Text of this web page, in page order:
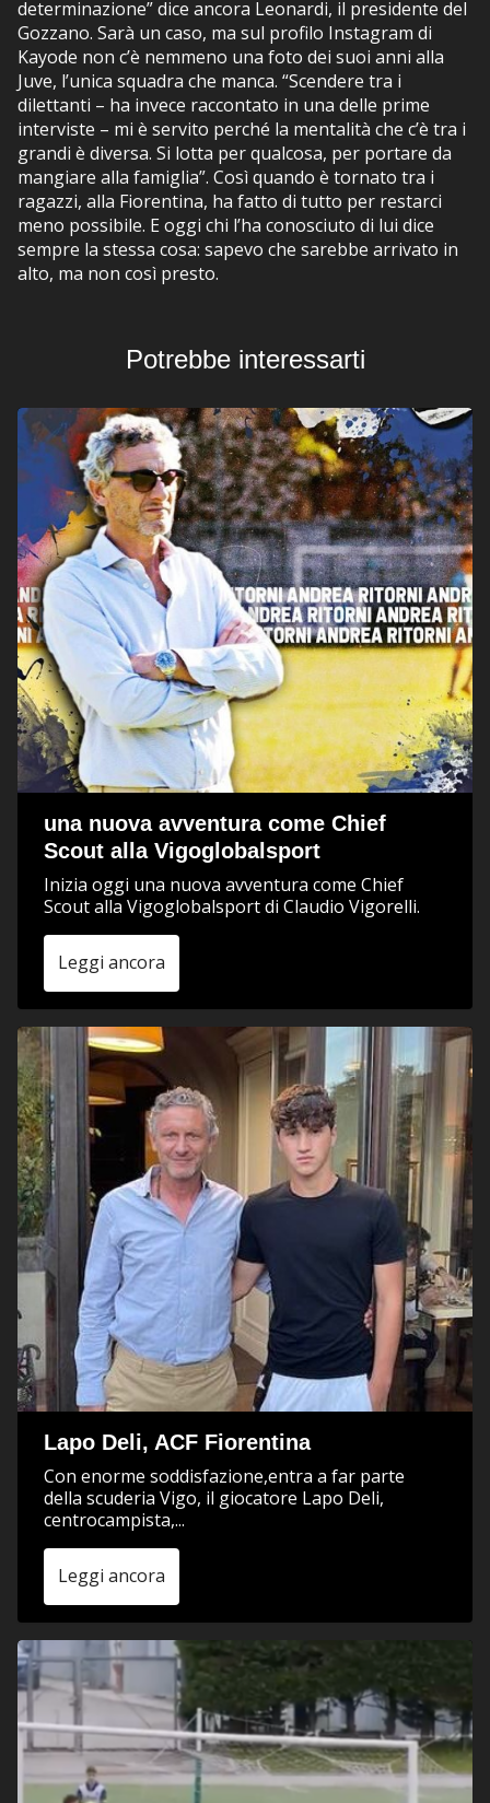
determinazione” dice ancora Leonardi, il presidente del
Gozzano. Sarà un caso, ma sul profilo Instagram di
Kayode non c’è nemmeno una foto dei suoi anni alla
Juve, l’unica squadra che manca. “Scendere tra i
dilettanti – ha invece raccontato in una delle prime
interviste – mi è servito perché la mentalità che c’è tra i
grandi è diversa. Si lotta per qualcosa, per portare da
mangiare alla famiglia”. Così quando è tornato tra i
ragazzi, alla Fiorentina, ha fatto di tutto per restarci
meno possibile. E oggi chi l’ha conosciuto di lui dice
sempre la stessa cosa: sapevo che sarebbe arrivato in
alto, ma non così presto.
Potrebbe interessarti
una nuova avventura come Chief
Scout alla Vigoglobalsport
Inizia oggi una nuova avventura come Chief
Scout alla Vigoglobalsport di Claudio Vigorelli.
Leggi ancora
Lapo Deli, ACF Fiorentina
Con enorme soddisfazione,entra a far parte
della scuderia Vigo, il giocatore Lapo Deli,
centrocampista,...
Leggi ancora